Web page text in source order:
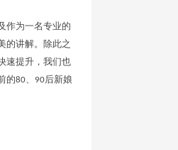
作为一名专业的
的讲解。除此之
速提升，我们也
的80、 90后新娘